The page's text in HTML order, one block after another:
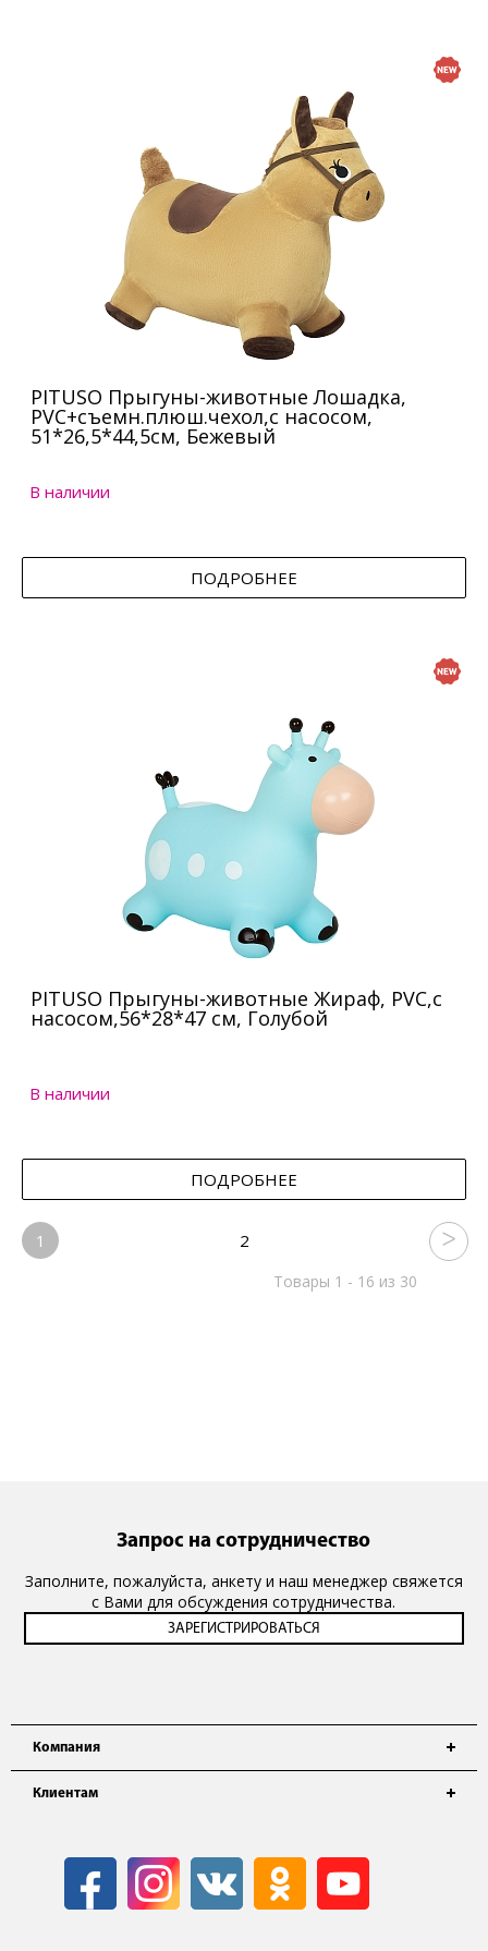
PITUSO Прыгуны-животные Лошадка,
PVC+съемн.плюш.чехол,с насосом,
51*26,5*44,5см, Бежевый
В наличии
ПОДРОБНЕЕ
PITUSO Прыгуны-животные Жираф, PVC,с
насосом,56*28*47 см, Голубой
В наличии
ПОДРОБНЕЕ
1 2
Товары 1 - 16 из 30
Компания
Клиентам
Запрос на сотрудничество
Заполните, пожалуйста, анкету и наш менеджер свяжется
с Вами для обсуждения сотрудничества.